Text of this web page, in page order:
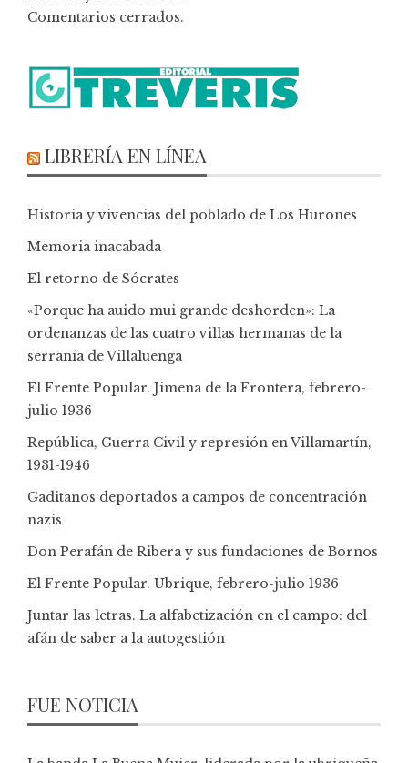
Comentarios cerrados.
LIBRERÍA EN LÍNEA
Historia y vivencias del poblado de Los Hurones
Memoria inacabada
El retorno de Sócrates
«Porque ha auido mui grande deshorden»: La
ordenanzas de las cuatro villas hermanas de la
serranía de Villaluenga
El Frente Popular. Jimena de la Frontera, febrero-
julio 1936
República, Guerra Civil y represión en Villamartín,
1931-1946
Gaditanos deportados a campos de concentración
nazis
Don Perafán de Ribera y sus fundaciones de Bornos
El Frente Popular. Ubrique, febrero-julio 1936
Juntar las letras. La alfabetización en el campo: del
afán de saber a la autogestión
FUE NOTICIA